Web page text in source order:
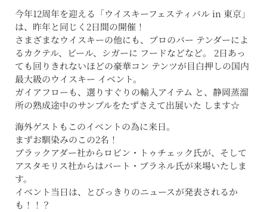
今年12周年を迎える「ウイスキーフェスティバル in 東京」
は、昨年と同じく2日間の開催！
さまざまなウイスキーの他にも、プロのバー テンダーによ
るカクテル、ビール、シガーに フードなどなど。 2日あっ
ても回りきれないほどの豪華コン テンツが目白押しの国内
最大級のウイスキー イベント。
ガイアフローも、選りすぐりの輸入アイテム と、静岡蒸溜
所の熟成途中のサンプルをたずさえて出展いた します☆
海外ゲストもこのイベントの為に来日。
まずお馴染みのこの2名！
ブラックアダー社からロビン・トゥチェック氏が、そして
アスタモリス社からはバート・ブラネル氏が来場いたしま
す。
イベント当日は、とびっきりのニュースが発表されるか
も！！？